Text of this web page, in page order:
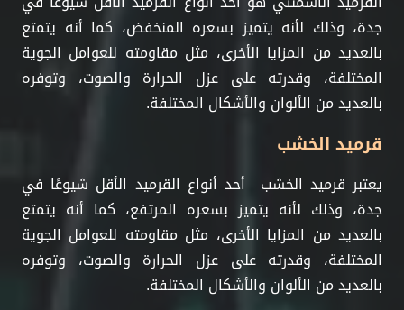
جدة، وذلك لأنه يتميز بسعره المنخفض، كما أنه يتمتع
بالعديد من المزايا الأخرى، مثل مقاومته للعوامل الجوية
المختلفة، وقدرته على عزل الحرارة والصوت، وتوفره
بالعديد من الألوان والأشكال المختلفة.
قرميد الخشب
يعتبر قرميد الخشب أحد أنواع القرميد الأقل شيوعًا في
جدة، وذلك لأنه يتميز بسعره المرتفع، كما أنه يتمتع
بالعديد من المزايا الأخرى، مثل مقاومته للعوامل الجوية
المختلفة، وقدرته على عزل الحرارة والصوت، وتوفره
بالعديد من الألوان والأشكال المختلفة.